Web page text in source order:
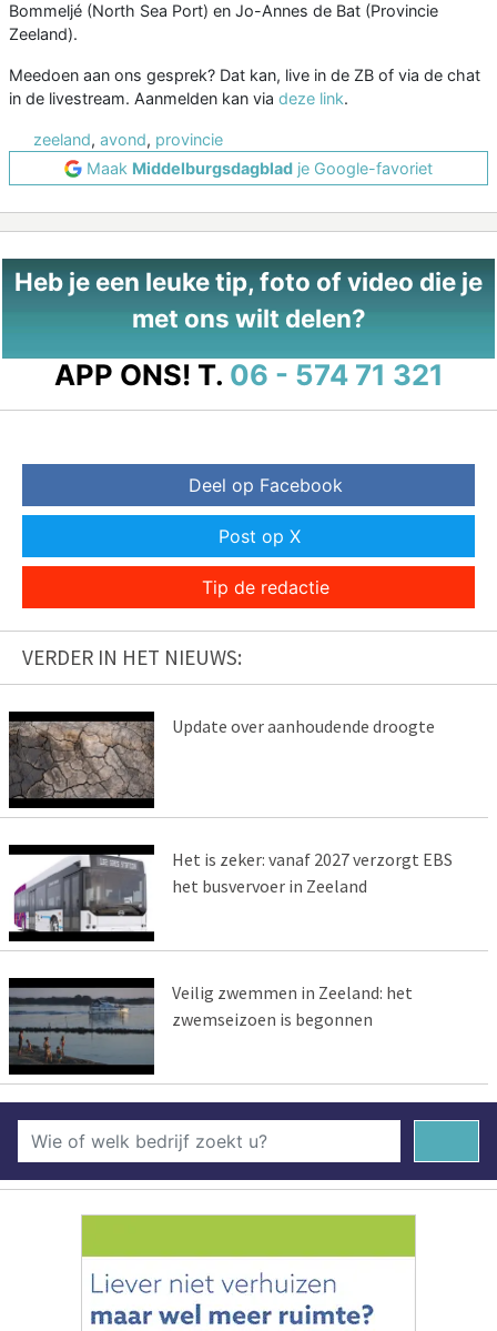
Bommeljé (North Sea Port) en Jo-Annes de Bat (Provincie
Zeeland).
Meedoen aan ons gesprek? Dat kan, live in de ZB of via de chat
in de livestream. Aanmelden kan via deze link.
zeeland, avond, provincie
Maak Middelburgsdagblad je Google-favoriet
Heb je een leuke tip, foto of video die je
met ons wilt delen?
APP ONS! T. 06 - 574 71 321
Deel op Facebook
Post op X
Tip de redactie
VERDER IN HET NIEUWS:
Update over aanhoudende droogte
Het is zeker: vanaf 2027 verzorgt EBS
het busvervoer in Zeeland
Veilig zwemmen in Zeeland: het
zwemseizoen is begonnen